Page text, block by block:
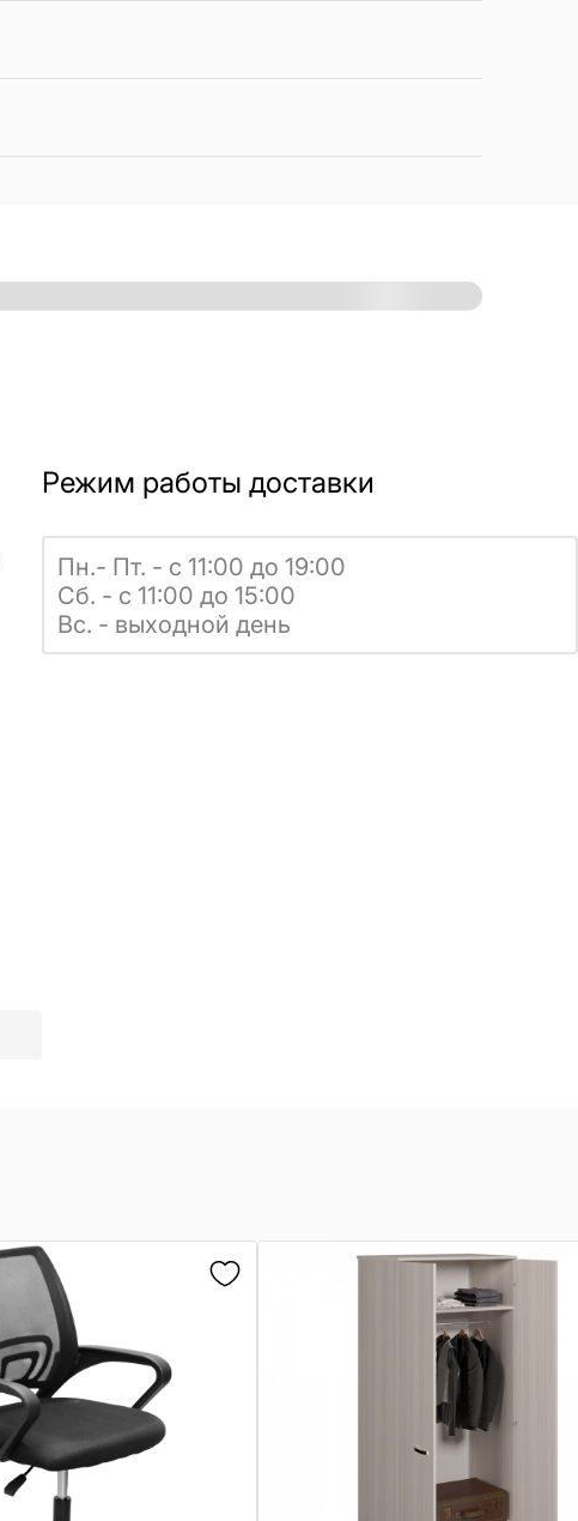
Режим работы доставки
Пн.- Пт. - с 11:00 до 19:00
Сб. - с 11:00 до 15:00
Вс. - выходной день